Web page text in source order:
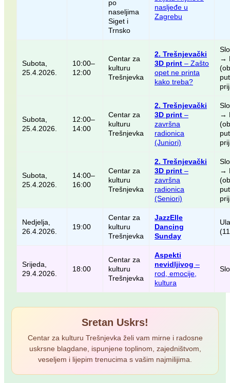
po
naseljima
Siget i
Trnsko
nasljeđe u
Zagrebu
Subota,
25.4.2026.
10:00–
12:00
Centar za
kulturu
Trešnjevka
2. Trešnjevački
3D print – Zašto
opet ne printa
kako treba?
→
Subota,
25.4.2026.
12:00–
14:00
Centar za
kulturu
Trešnjevka
2. Trešnjevački
3D print –
završna
radionica
(Juniori)
→
Subota,
25.4.2026.
14:00–
16:00
Centar za
kulturu
Trešnjevka
2. Trešnjevački
3D print –
završna
radionica
(Seniori)
→
Nedjelja,
26.4.2026.
19:00
Centar za
kulturu
Trešnjevka
JazzElle
Dancing
Sunday
Srijeda,
29.4.2026.
18:00
Centar za
kulturu
Trešnjevka
Aspekti
nevidljivog –
rod, emocije,
kultura
Sretan Uskrs!
Centar za kulturu Trešnjevka želi vam mirne i radosne
uskrsne blagdane, ispunjene toplinom, zajedništvom,
veseljem i lijepim trenucima s vašim najmilijima.